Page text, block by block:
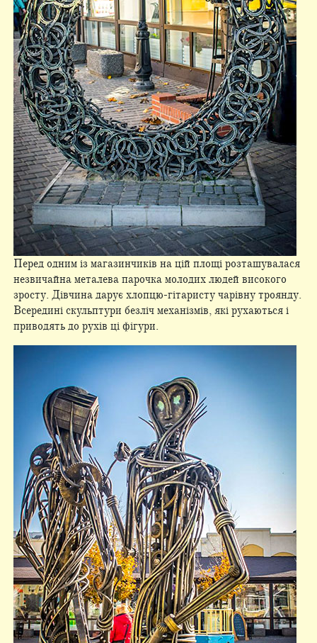
Перед одним із магазинчиків на цій площі розташувалася
незвичайна металева парочка молодих людей високого
зросту. Дівчина дарує хлопцю-гітаристу чарівну троянду.
Всередині скульптури безліч механізмів, які рухаються і
приводять до рухів ці фігури.